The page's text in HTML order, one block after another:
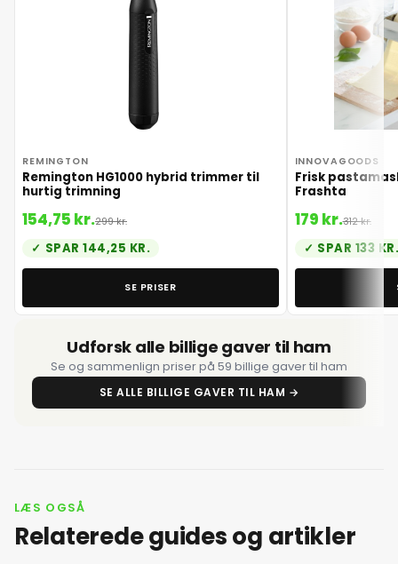
4. juli 2026
5. juli 2026
6. juli 2026
7. juli 2026
9. juli 2026
12. juli 2026
REMINGTON
Remington HG1000 hybrid trimmer til
hurtig trimning
154,75 kr.299 kr.
SPAR 144,25 KR.
SE PRISER
INNOVAGOODS
Frisk
Frashta
179 kr.312 kr.
SPAR 133
Udforsk alle billige gaver til ham
Se og sammenlign priser på 59 billige gaver til ham
SE ALLE BILLIGE GAVER TIL HAM →
LÆS OGSÅ
Relaterede guides og artikler